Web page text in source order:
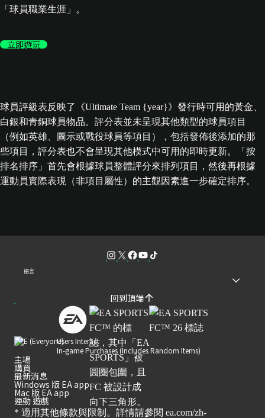
「球員職業生涯」。
立即遊玩
球員評級表反映了《Ultimate Team {year}》發行時可用的黃金、
白銀和青銅球員物品。評分表並未呈現其他類型的球員項目
（例如英雄、圖示或戰役球員等項目），包括發佈後添加的那
些項目，評分表也不會呈現其他模式中可用的即時更新。「按
排名排序」首先會根據球員整體評分來排列項目，然後再根據
運動員實際表現（非項目屬性）的主觀因素進一步確定排序。
語言
回到頂端
Users Interact
In-game Purchases (Includes Random Items)
主場
購買
最新消息
Windows 版 EA app
Mac 版 EA app
運動 遊戲
* 適用其他條款與限制。詳情請參閱 ea.com/zh-